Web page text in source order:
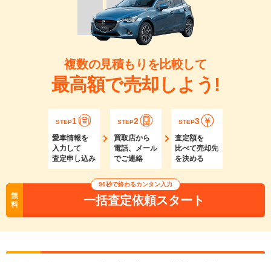
複数の見積もりを比較して
最高額で売却しよう!
STEP1
愛車情報を
入力して
査定申し込み
STEP2
買取店から
電話、メール
でご連絡
STEP3
査定額を
比べて売却先
を決める
無
料
90秒で終わるカンタン入力
一括査定依頼スタート